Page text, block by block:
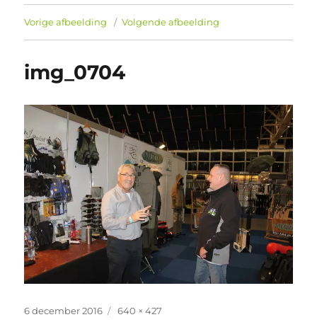
Vorige afbeelding Volgende afbeelding
img_0704
Geplaatst
6 december 2016
Volledige
640 × 427